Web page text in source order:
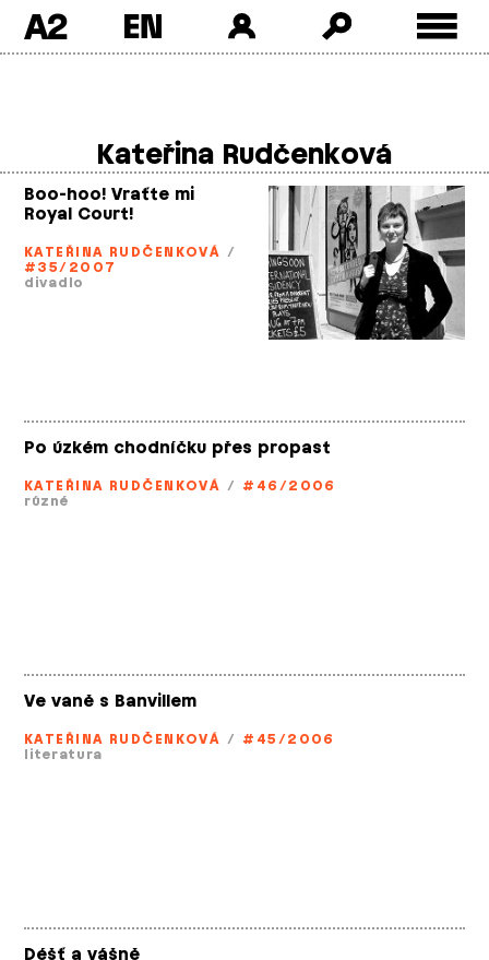
A2
Kateřina Rudčenková
Boo-hoo! Vraťte mi
Royal Court!
KATEŘINA RUDČENKOVÁ /
#35/2007
divadlo
Po úzkém chodníčku přes propast
KATEŘINA RUDČENKOVÁ / #46/2006
různé
Ve vaně s Banvillem
KATEŘINA RUDČENKOVÁ / #45/2006
literatura
Déšť a vášně